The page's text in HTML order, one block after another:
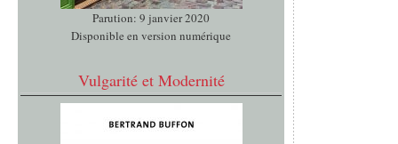
Parution: 9 janvier 2020
Disponible en version numérique
Vulgarité et Modernité